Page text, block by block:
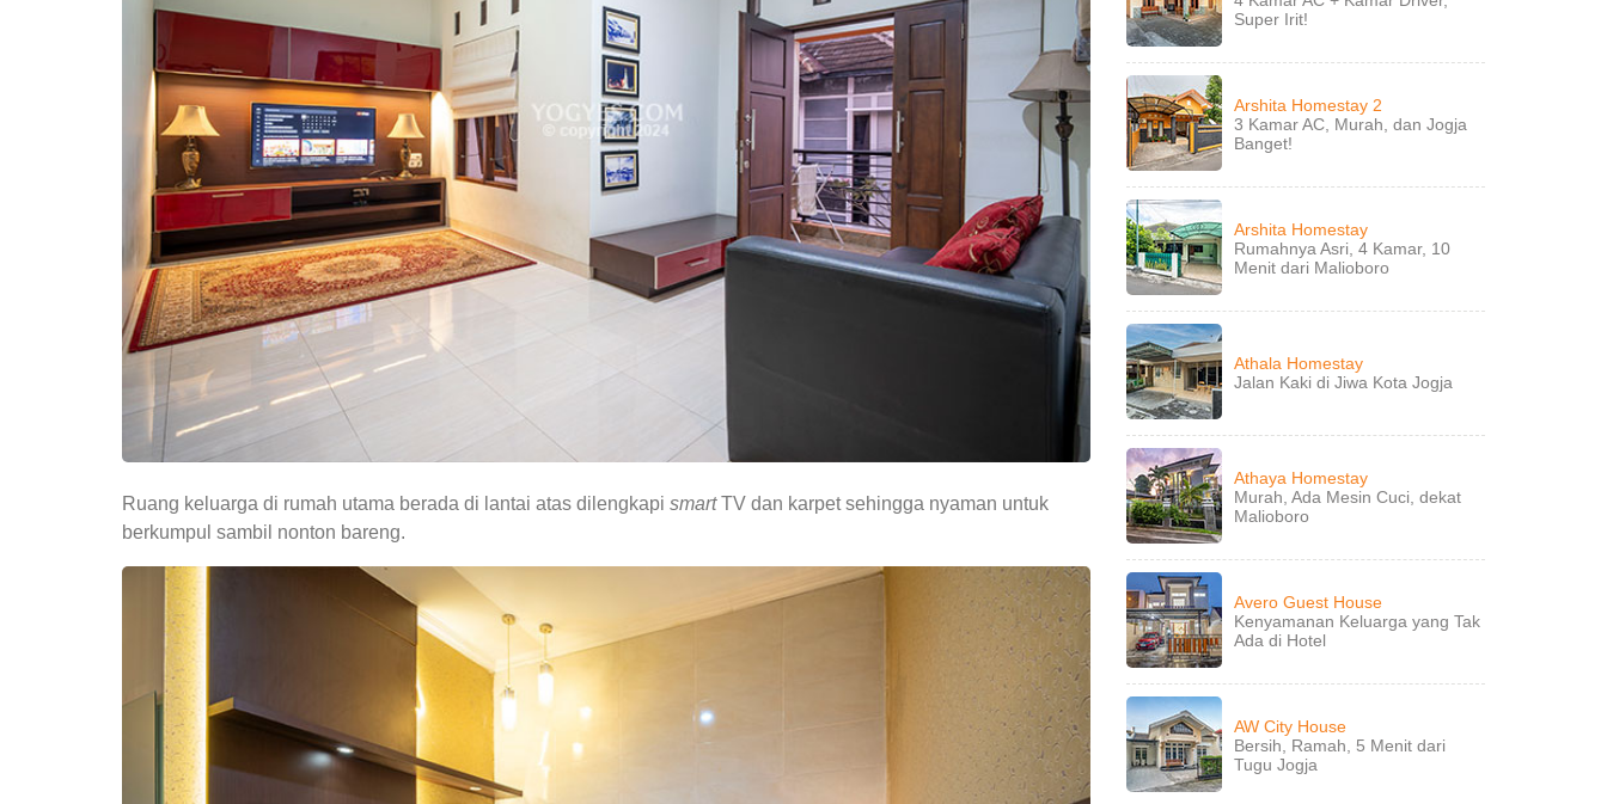
Ruang keluarga di rumah utama berada di lantai atas dilengkapi smartTV dan karpet sehingga nyaman untuk
berkumpul sambil nonton bareng.
Super Irit!
Arshita Homestay 2
3 Kamar AC, Murah, dan Jogja
Banget!
Arshita Homestay
Rumahnya Asri, 4 Kamar, 10
Menit dari Malioboro
Athala Homestay
Jalan Kaki di Jiwa Kota Jogja
Athaya Homestay
Murah, Ada Mesin Cuci, dekat
Malioboro
Avero Guest House
Kenyamanan Keluarga yang Tak
Ada di Hotel
AW City House
Bersih, Ramah, 5 Menit dari
Tugu Jogja